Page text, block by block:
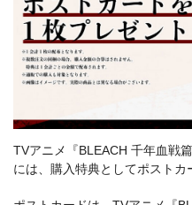
TVアニメ『BLEACH 千年血戦
には、購入特典としてポストカ